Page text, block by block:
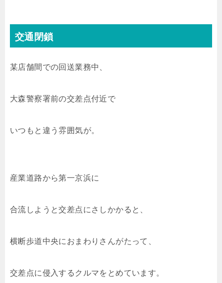
交通閉鎖
某店舗間での回送業務中、
大森警察署前の交差点付近で
いつもと違う雰囲気が。
産業道路から第一京浜に
合流しようと交差点にさしかかると、
横断歩道中央におまわりさんがたって、
交差点に侵入するクルマをとめています。